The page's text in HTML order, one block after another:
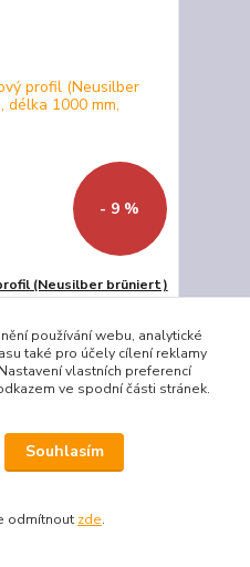
- 9 %
(Neusilber brüniert)
mm, Patina, 1ks
POZOR! POZOR!
pruty posíláme
při platbě předem na
případě nesouhlasu s
poštovní 300,-kč.
do košíku
používání webu, analytické
také pro účely cílení reklamy
vlastních preferencí
ve spodní části stránek.
Souhlasím
odmítnout zde.